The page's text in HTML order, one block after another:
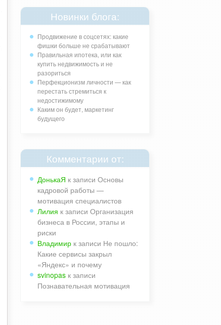
Новинки блога:
Продвижение в соцсетях: какие
фишки больше не срабатывают
Правильная ипотека, или как
купить недвижимость и не
разориться
Перфекционизм личности — как
перестать стремиться к
недостижимому
Каким он будет, маркетинг
будущего
Комментарии от:
ДонькаЯ к записи Основы
кадровой работы —
мотивация специалистов
Лилия к записи Организация
бизнеса в России, этапы и
риски
Владимир к записи Не пошло:
Какие сервисы закрыл
«Яндекс» и почему
svinopas к записи
Познавательная мотивация